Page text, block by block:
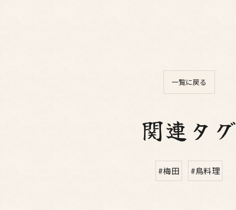
一覧に戻る
関連タグ
#梅田 #鳥料理